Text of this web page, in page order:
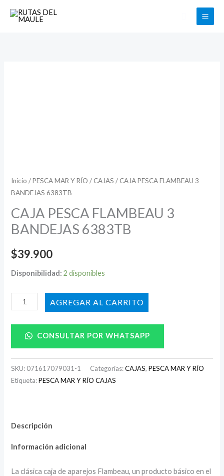
Buscar
Inicio /PESCA MAR Y RÍO / CAJAS / CAJA PESCA FLAMBEAU 3
BANDEJAS 6383TB
CAJA PESCA FLAMBEAU 3
BANDEJAS 6383TB
$39.900
Disponibilidad: 2 disponibles
AÑADIR AL CARRITO
CONSULTAR POR WHATSAPP
SKU: 071617079031-1 Categorías:CAJAS,PESCA MAR Y RÍO
Etiqueta:PESCA MAR Y RÍO CAJAS
Descripción
Información adicional
La clásica caja de aparejos Flambeau, un producto básico en el